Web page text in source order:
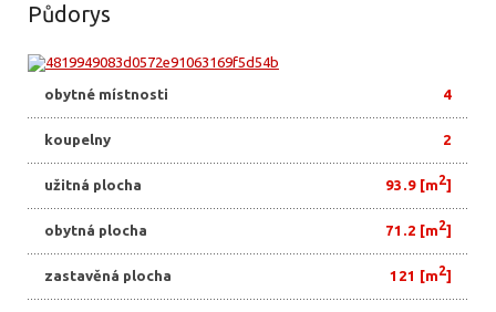
Půdorys
obytné místnosti 4
koupelny 2
užitná plocha 93.9 [m2]
obytná plocha 71.2 [m2]
zastavěná plocha 121 [m2]